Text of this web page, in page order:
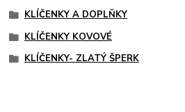
KLÍČENKY A DOPLŇKY
KLÍČENKY KOVOVÉ
KLÍČENKY- ZLATÝ ŠPERK